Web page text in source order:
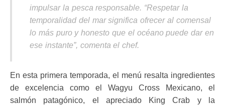
impulsar la pesca responsable. “Respetar la
temporalidad del mar significa ofrecer al comensal
lo más puro y honesto que el océano puede dar en
ese instante”, comenta el chef.
En esta primera temporada, el menú resalta ingredientes
de excelencia como el Wagyu Cross Mexicano, el
salmón patagónico, el apreciado King Crab y la